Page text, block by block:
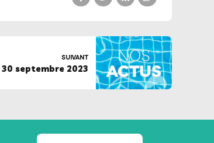
SUIVANT
septembre 2023